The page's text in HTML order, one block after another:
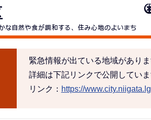
緊急情報が出ている地域がありま
詳細は下記リンクで公開していま
リンク： https://